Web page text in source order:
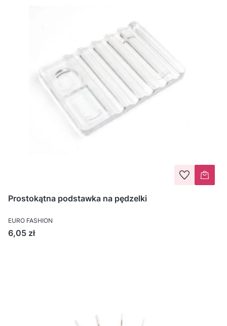
Prostokątna podstawka na pędzelki
EURO FASHION
Cena
6,05 zł